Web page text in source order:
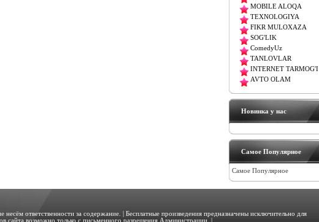
MOBILE ALOQA
TEXNOLOGIYA
FIKR MULOXAZA
SOG'LIK
ComedyUz
TANLOVLAR
INTERNET TARMOG'I
AVTO OLAM
Новинка у нас
Самое Популярное
Самое Популярное
несём ответственности за содержание. | Бесплатные произведения предназначены исключительно для
сайта возможно только с письменного разрешения Администрации. |